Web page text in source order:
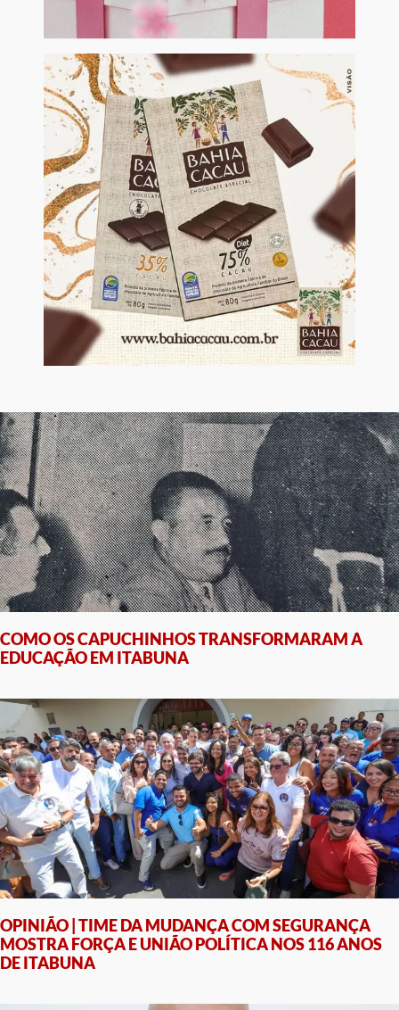
COMO OS CAPUCHINHOS TRANSFORMARAM A
EDUCAÇÃO EM ITABUNA
OPINIÃO | TIME DA MUDANÇA COM SEGURANÇA
MOSTRA FORÇA E UNIÃO POLÍTICA NOS 116 ANOS
DE ITABUNA